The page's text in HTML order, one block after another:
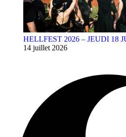
HELLFEST 2026 – JEUDI 18
14 juillet 2026